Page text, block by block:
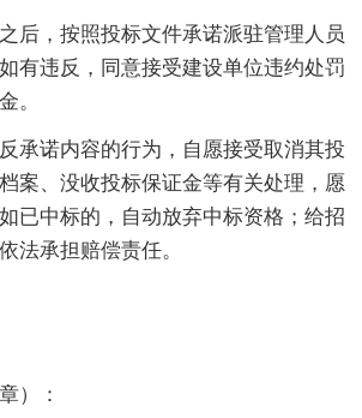
后，按照投标文件承诺派驻管理人员
有违反，同意接受建设单位违约处罚
。
承诺内容的行为，自愿接受取消其投
案、没收投标保证金等有关处理，愿
已中标的，自动放弃中标资格；给招
法承担赔偿责任。
）：